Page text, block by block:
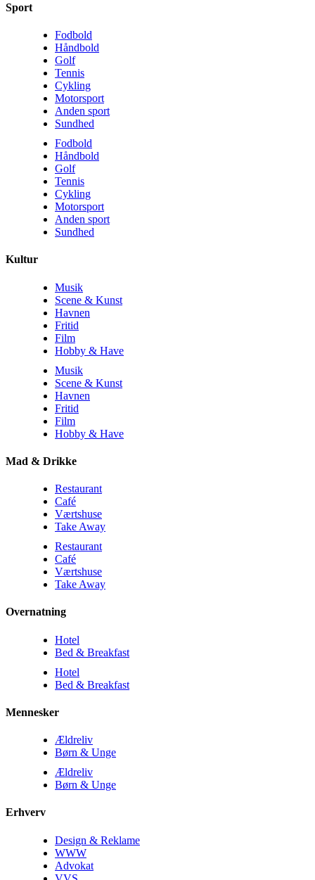
Sport
Fodbold
Håndbold
Golf
Tennis
Cykling
Motorsport
Anden sport
Sundhed
Fodbold
Håndbold
Golf
Tennis
Cykling
Motorsport
Anden sport
Sundhed
Kultur
Musik
Scene & Kunst
Havnen
Fritid
Film
Hobby & Have
Musik
Scene & Kunst
Havnen
Fritid
Film
Hobby & Have
Mad & Drikke
Restaurant
Café
Værtshuse
Take Away
Restaurant
Café
Værtshuse
Take Away
Overnatning
Hotel
Bed & Breakfast
Hotel
Bed & Breakfast
Mennesker
Ældreliv
Børn & Unge
Ældreliv
Børn & Unge
Erhverv
Design & Reklame
WWW
Advokat